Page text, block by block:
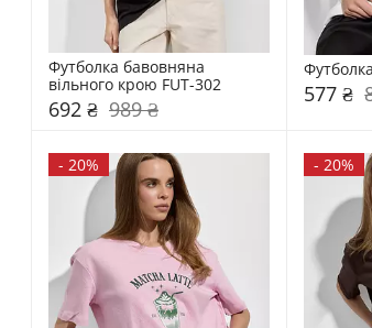
Футболка бавовняна
вільного крою FUT-302
692 ₴ 989 ₴
577 ₴
- 20% -20%